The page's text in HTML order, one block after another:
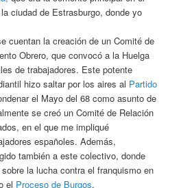
ciudad de Estrasburgo, donde yo
cuentan la creación de un Comité de
Obrero, que convocó a la Huelga
de trabajadores. Este potente
hizo saltar por los aires al Partido
el Mayo del 68 como asunto de
se creó un Comité de Relación
en el que me impliqué
españoles. Además,
también a este colectivo, donde
la lucha contra el franquismo en
el Proceso de Burgos.